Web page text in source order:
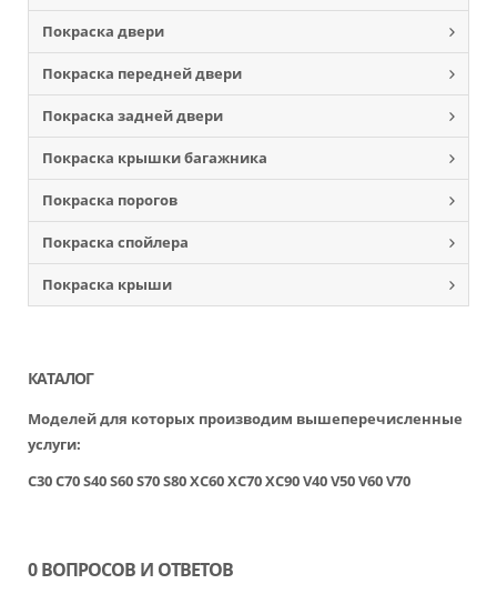
Покраска двери
Покраска передней двери
Покраска задней двери
Покраска крышки багажника
Покраска порогов
Покраска спойлера
Покраска крыши
КАТАЛОГ
Моделей для которых производим вышеперечисленные
услуги:
C30C70S40S60S70S80XC60XC70XC90V40V50V60V70
0 ВОПРОСОВ И ОТВЕТОВ